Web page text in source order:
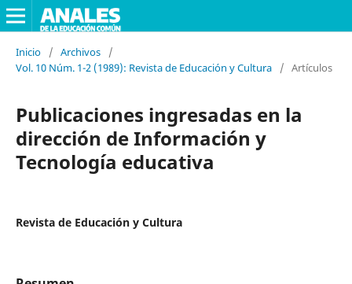
Inicio / Archivos
/
Vol. 10 Núm. 1-2 (1989): Revista de Educación y Cultura
/ Artículos
Publicaciones ingresadas en la
dirección de Información y
Tecnología educativa
Revista de Educación y Cultura